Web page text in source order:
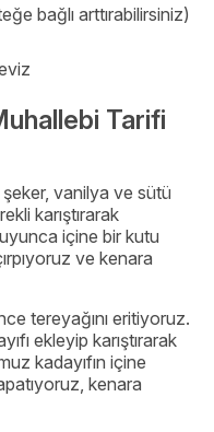
bağlı arttırabilirsiniz)
Tarifi
vanilya ve sütü
karıştırarak
içine bir kutu
ve kenara
tereyağını eritiyoruz.
ekleyip karıştırarak
kadayıfın içine
kenara